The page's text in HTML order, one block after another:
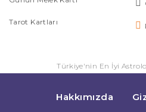
Tarot Kartları
Türkiye'nin En İyi
Hakkımızda